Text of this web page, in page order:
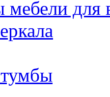
мебели для